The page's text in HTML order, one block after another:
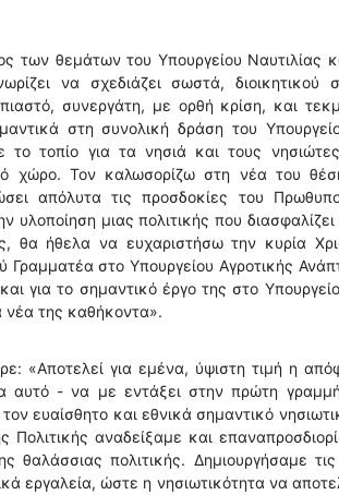
θεμάτων του Υπουργείου Ναυτιλίας
να σχεδιάζει σωστά, διοικητικού
συνεργάτη, με ορθή κρίση, και
στη συνολική δράση του
το τοπίο για τα νησιά και τους
χώρο. Τον καλωσορίζω στη νέα του
απόλυτα τις προσδοκίες του
υλοποίηση μιας πολιτικής που
θα ήθελα να ευχαριστήσω την κυρία
στο Υπουργείου Αγροτικής
για το σημαντικό έργο της στο
νέα της καθήκοντα».
«Αποτελεί για εμένα, ύψιστη τιμή η
αυτό - να με εντάξει στην πρώτη
ευαίσθητο και εθνικά σημαντικό
Πολιτικής αναδείξαμε και
πολιτικής. Δημιουργήσαμε τις
εργαλεία, ώστε η νησιωτικότητα να